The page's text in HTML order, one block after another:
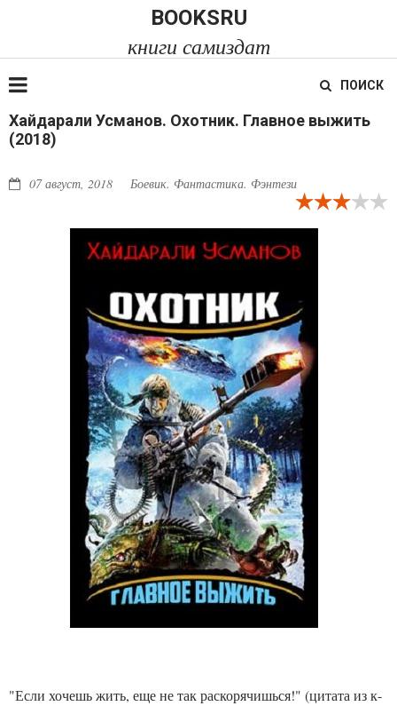
BOOKSRU
книги самиздат
ПОИСК
Хайдарали Усманов. Охотник. Главное выжить
(2018)
07 август, 2018 Боевик. Фантастика. Фэнтези
"Если хочешь жить, еще не так раскорячишься!" (цитата из к-